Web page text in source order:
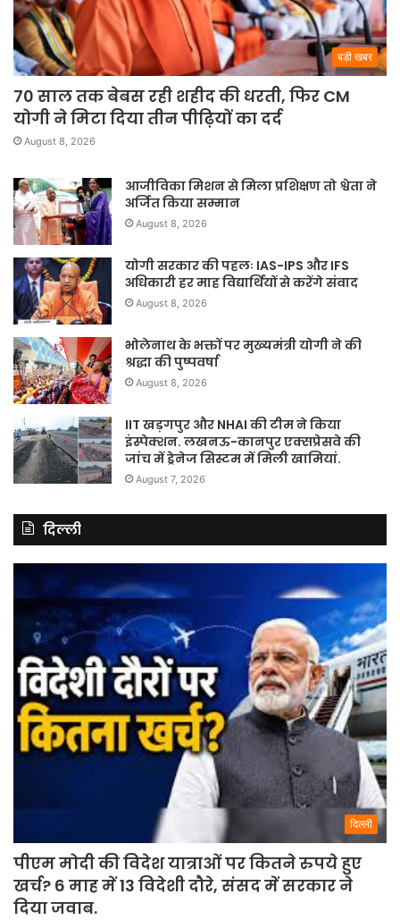
बड़ी खबर
70 साल तक बेबस रही शहीद की धरती, फिर CM
योगी ने मिटा दिया तीन पीढ़ियों का दर्द
August 8, 2026
आजीविका मिशन से मिला प्रशिक्षण तो श्वेता ने
अर्जित किया सम्मान
August 8, 2026
योगी सरकार की पहलः IAS-IPS और IFS
अधिकारी हर माह विद्यार्थियों से करेंगे संवाद
August 8, 2026
भोलेनाथ के भक्तों पर मुख्यमंत्री योगी ने की
श्रद्धा की पुष्पवर्षा
August 8, 2026
IIT खड़गपुर और NHAI की टीम ने किया
इंस्पेक्शन. लखनऊ-कानपुर एक्सप्रेसवे की
जांच में ड्रेनेज सिस्टम में मिली खामियां.
August 7, 2026
दिल्ली
दिल्ली
पीएम मोदी की विदेश यात्राओं पर कितने रुपये हुए
खर्च? 6 माह में 13 विदेशी दौरे, संसद में सरकार ने
दिया जवाब.